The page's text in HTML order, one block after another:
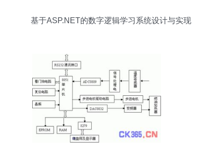
基于ASP.NET的数字逻辑学习系统设计与实现